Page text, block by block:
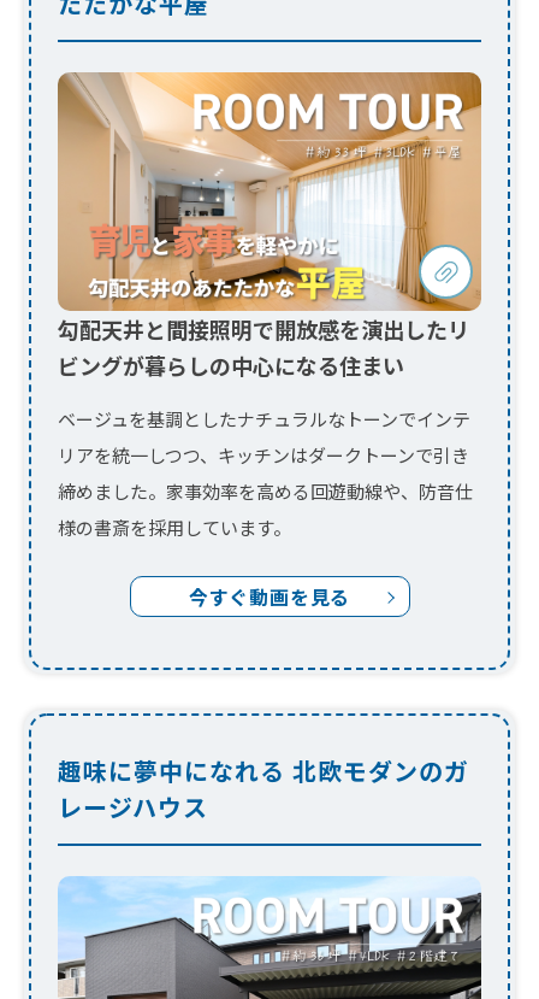
勾配天井と間接照明で開放感を演出したリ
ビングが暮らしの中心になる住まい
ベージュを基調としたナチュラルなトーンでインテ
リアを統一しつつ、キッチンはダークトーンで引き
締めました。家事効率を高める回遊動線や、防音仕
様の書斎を採用しています。
今すぐ動画を見る
趣味に夢中になれる 北欧モダンのガ
レージハウス
“好き”を重ねてつくり上げた、2階リビン
グの個性あふれる住まい
伸びやかな勾配天井のリビングを2階に設け、グレー